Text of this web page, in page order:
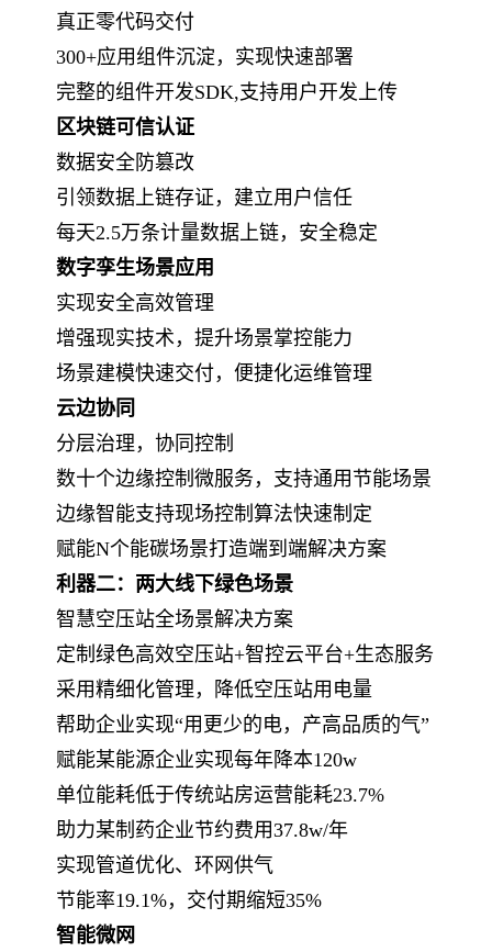
真正零代码交付
300+应用组件沉淀，实现快速部署
完整的组件开发SDK,支持用户开发上传
区块链可信认证
数据安全防篡改
引领数据上链存证，建立用户信任
每天2.5万条计量数据上链，安全稳定
数字孪生场景应用
实现安全高效管理
增强现实技术，提升场景掌控能力
场景建模快速交付，便捷化运维管理
云边协同
分层治理，协同控制
数十个边缘控制微服务，支持通用节能场景
边缘智能支持现场控制算法快速制定
赋能N个能碳场景打造端到端解决方案
利器二：两大线下绿色场景
智慧空压站全场景解决方案
定制绿色高效空压站+智控云平台+生态服务
采用精细化管理，降低空压站用电量
帮助企业实现“用更少的电，产高品质的气”
赋能某能源企业实现每年降本120w
单位能耗低于传统站房运营能耗23.7%
助力某制药企业节约费用37.8w/年
实现管道优化、环网供气
节能率19.1%，交付期缩短35%
智能微网